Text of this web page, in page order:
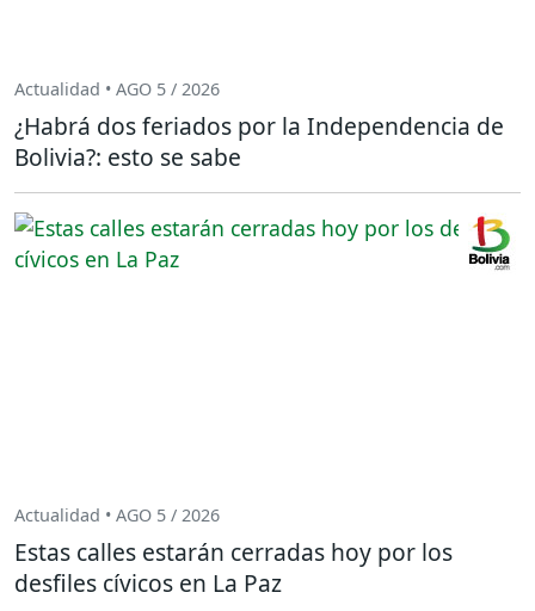
Actualidad • AGO 5 / 2026
¿Habrá dos feriados por la Independencia de
Bolivia?: esto se sabe
Actualidad • AGO 5 / 2026
Estas calles estarán cerradas hoy por los
desfiles cívicos en La Paz